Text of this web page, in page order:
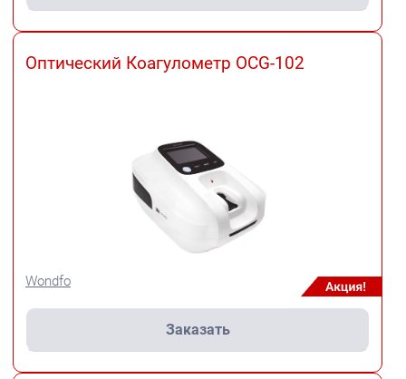
Оптический Коагулометр OCG-102
Wondfo
Заказать